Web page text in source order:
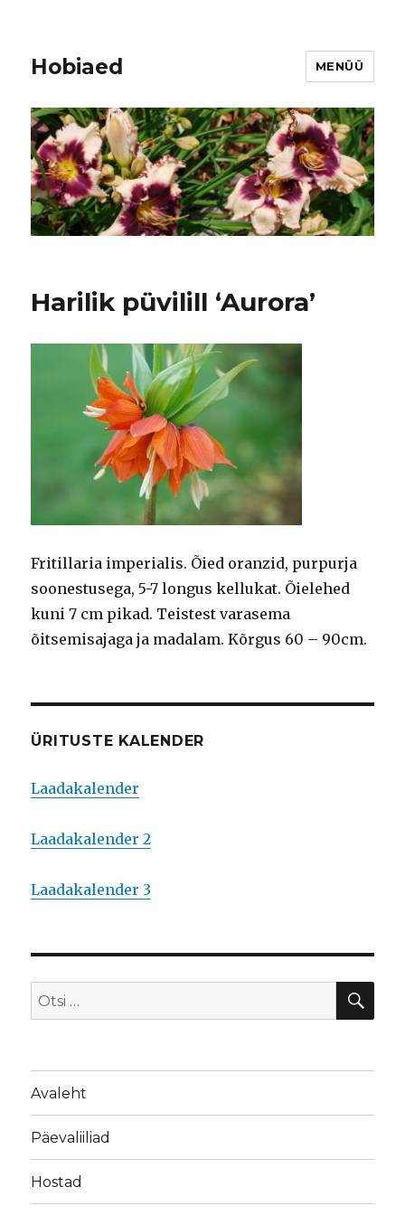
Hobiaed MENÜÜ
Harilik püvilill ‘Aurora’
Fritillaria imperialis. Õied oranzid, purpurja
soonestusega, 5-7 longus kellukat. Õielehed
kuni 7 cm pikad. Teistest varasema
õitsemisajaga ja madalam. Kõrgus 60 – 90cm­.
ÜRITUSTE KALENDER
Laadakalender
Laadakalender 2
Laadakalender 3
Otsi:
Avaleht
Päevaliiliad
Hostad